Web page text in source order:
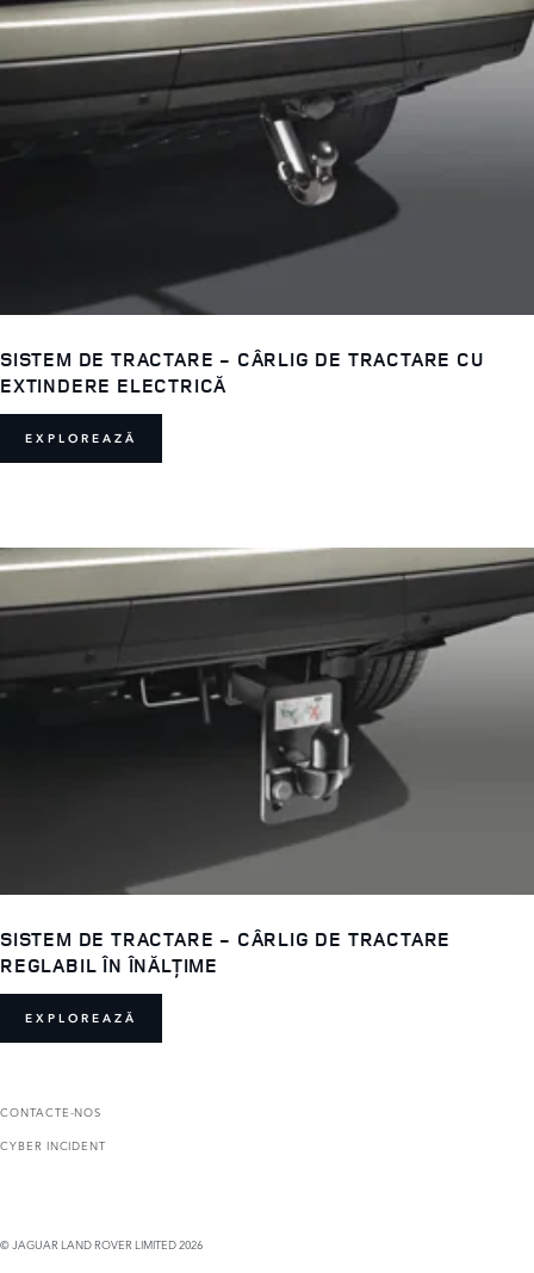
SISTEM DE TRACTARE - CÂRLIG DE TRACTARE CU
EXTINDERE ELECTRICĂ
EXPLOREAZĂ
SISTEM DE TRACTARE - CÂRLIG DE TRACTARE
REGLABIL ÎN ÎNĂLȚIME
EXPLOREAZĂ
CONTACTE-NOS
CYBER INCIDENT
© JAGUAR LAND ROVER LIMITED 2026